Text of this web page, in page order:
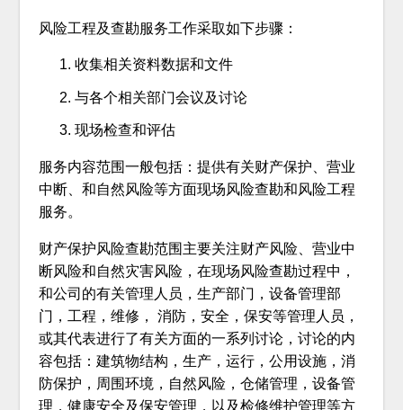
风险工程及查勘服务工作采取如下步骤：
收集相关资料数据和文件
与各个相关部门会议及讨论
现场检查和评估
服务内容范围一般包括：提供有关财产保护、营业
中断、和自然风险等方面现场风险查勘和风险工程
服务。
财产保护风险查勘范围主要关注财产风险、营业中
断风险和自然灾害风险，在现场风险查勘过程中，
和公司的有关管理人员，生产部门，设备管理部
门，工程，维修， 消防，安全，保安等管理人员，
或其代表进行了有关方面的一系列讨论，讨论的内
容包括：建筑物结构，生产，运行，公用设施，消
防保护，周围环境，自然风险，仓储管理，设备管
理，健康安全及保安管理，以及检修维护管理等方